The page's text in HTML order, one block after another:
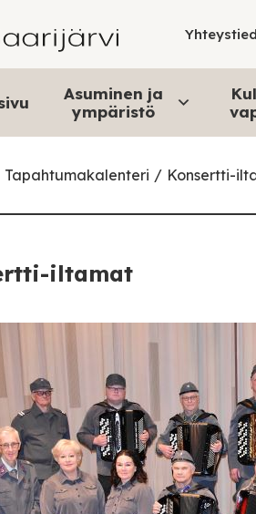
Asuminen ja
ympäristö
Tapahtumakalenteri Konsertti-
iltamat